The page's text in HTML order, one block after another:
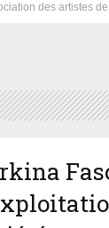
écoles primaire